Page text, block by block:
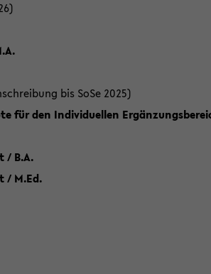
bis SoSe 2025)
für den Individuellen
/ B.A.
/ M.Ed.